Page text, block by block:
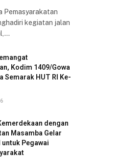
Pemasyarakatan
kegiatan jalan
Kodim 1409/Gowa
Semarak HUT RI Ke-
dengan
Masamba Gelar
Pegawai